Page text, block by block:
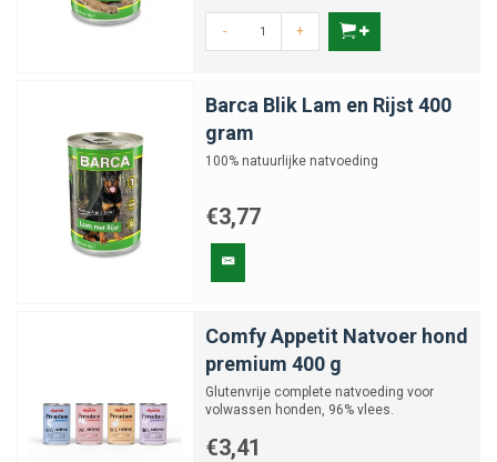
- +
Barca Blik Lam en Rijst 400
gram
100% natuurlijke natvoeding
€3,77
Comfy Appetit Natvoer hond
premium 400 g
Glutenvrije complete natvoeding voor
volwassen honden, 96% vlees.
€3,41